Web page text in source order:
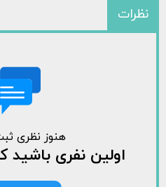
نظرات
هنوز نظری
اولین نفری